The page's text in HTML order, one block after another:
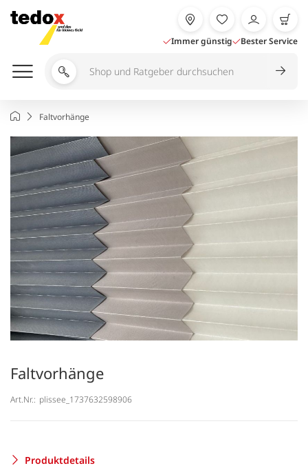
Inhalt
springen
Immer günstig Bester Service
Shop
durchsuchen
StartseiteFaltvorhänge
Faltvorhänge
Art.Nr.: plissee_1737632598906
Produktdetails